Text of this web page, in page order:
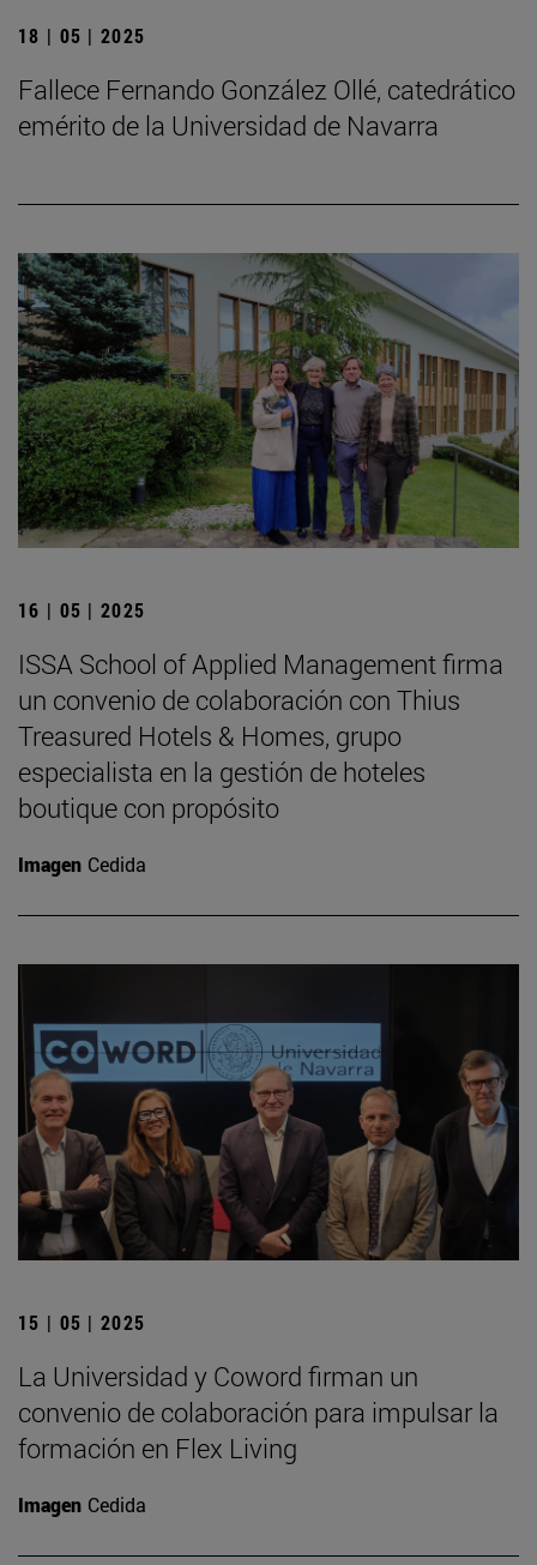
18 | 05 | 2025
Fallece Fernando González Ollé, catedrático
emérito de la Universidad de Navarra
16 | 05 | 2025
ISSA School of Applied Management firma
un convenio de colaboración con Thius
Treasured Hotels & Homes, grupo
especialista en la gestión de hoteles
boutique con propósito
Imagen Cedida
15 | 05 | 2025
La Universidad y Coword firman un
convenio de colaboración para impulsar la
formación en Flex Living
Imagen Cedida